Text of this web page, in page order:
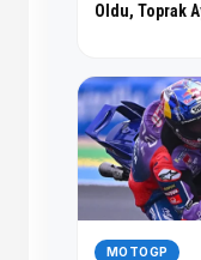
Oldu, Toprak
MOTOGP